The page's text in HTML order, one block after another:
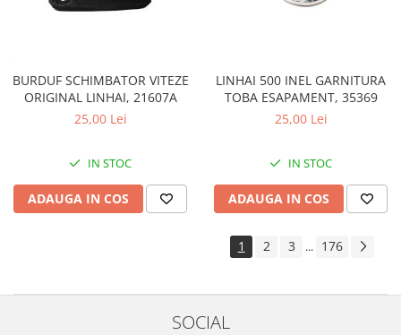
BURDUF SCHIMBATOR VITEZE
ORIGINAL LINHAI, 21607A
25,00 Lei
IN STOC
ADAUGA IN COS
LINHAI 500 INEL GARNITURA
TOBA ESAPAMENT, 35369
25,00 Lei
IN STOC
ADAUGA IN COS
1 2 3 ... 176
SOCIAL